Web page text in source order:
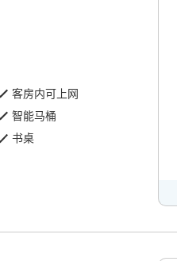
客房内可上网
智能马桶
书桌